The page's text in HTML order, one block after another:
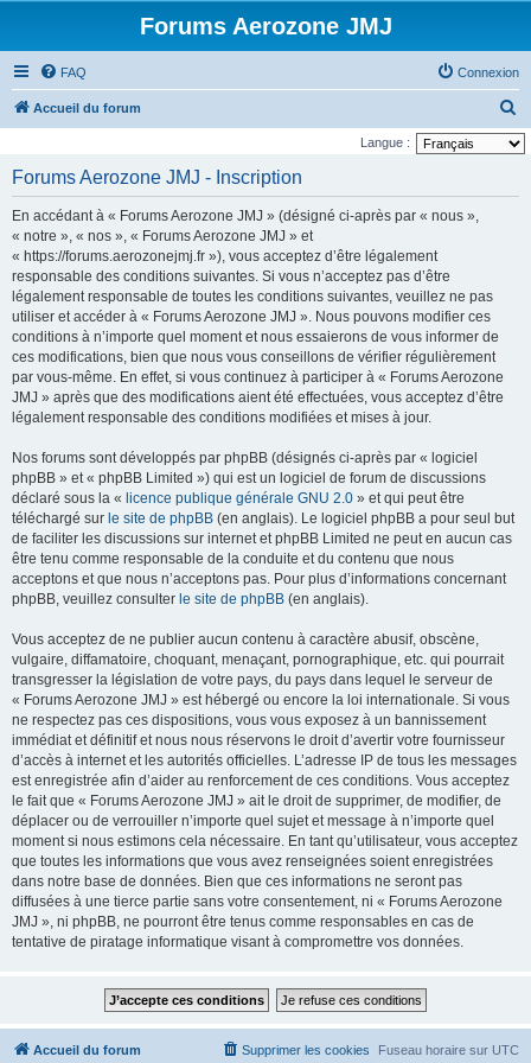
Forums Aerozone JMJ
FAQ Connexion
Accueil du forum
e
Langue :
Forums Aerozone JMJ - Inscription
En accédant à « Forums Aerozone JMJ » (désigné ci-après par « nous »,
« notre », « nos », « Forums Aerozone JMJ » et
« https://forums.aerozonejmj.fr »), vous acceptez d’être légalement
responsable des conditions suivantes. Si vous n’acceptez pas d’être
légalement responsable de toutes les conditions suivantes, veuillez ne pas
utiliser et accéder à « Forums Aerozone JMJ ». Nous pouvons modifier ces
conditions à n’importe quel moment et nous essaierons de vous informer de
ces modifications, bien que nous vous conseillons de vérifier régulièrement
par vous-même. En effet, si vous continuez à participer à « Forums Aerozone
JMJ » après que des modifications aient été effectuées, vous acceptez d’être
légalement responsable des conditions modifiées et mises à jour.
Nos forums sont développés par phpBB (désignés ci-après par « logiciel
phpBB » et « phpBB Limited ») qui est un logiciel de forum de discussions
déclaré sous la « licence publique générale GNU 2.0 » et qui peut être
téléchargé sur le site de phpBB (en anglais). Le logiciel phpBB a pour seul but
de faciliter les discussions sur internet et phpBB Limited ne peut en aucun cas
être tenu comme responsable de la conduite et du contenu que nous
acceptons et que nous n’acceptons pas. Pour plus d’informations concernant
phpBB, veuillez consulter le site de phpBB (en anglais).
Vous acceptez de ne publier aucun contenu à caractère abusif, obscène,
vulgaire, diffamatoire, choquant, menaçant, pornographique, etc. qui pourrait
transgresser la législation de votre pays, du pays dans lequel le serveur de
« Forums Aerozone JMJ » est hébergé ou encore la loi internationale. Si vous
ne respectez pas ces dispositions, vous vous exposez à un bannissement
immédiat et définitif et nous nous réservons le droit d’avertir votre fournisseur
d’accès à internet et les autorités officielles. L’adresse IP de tous les messages
est enregistrée afin d’aider au renforcement de ces conditions. Vous acceptez
le fait que « Forums Aerozone JMJ » ait le droit de supprimer, de modifier, de
déplacer ou de verrouiller n’importe quel sujet et message à n’importe quel
moment si nous estimons cela nécessaire. En tant qu’utilisateur, vous acceptez
que toutes les informations que vous avez renseignées soient enregistrées
dans notre base de données. Bien que ces informations ne seront pas
diffusées à une tierce partie sans votre consentement, ni « Forums Aerozone
JMJ », ni phpBB, ne pourront être tenus comme responsables en cas de
tentative de piratage informatique visant à compromettre vos données.
Accueil du forum Fuseau horaire sur UTC
Supprimer les cookies